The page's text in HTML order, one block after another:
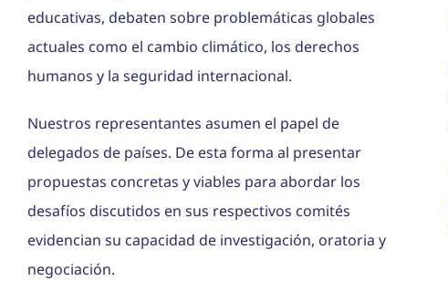
educativas, debaten sobre problemáticas globales
actuales como el cambio climático, los derechos
humanos y la seguridad internacional.
Nuestros representantes asumen el papel de
delegados de países. De esta forma al presentar
propuestas concretas y viables para abordar los
desafíos discutidos en sus respectivos comités
evidencian su capacidad de investigación, oratoria y
negociación.